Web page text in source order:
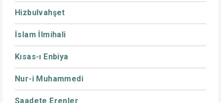
Hizbulvahşet
İslam İlmihali
Kısas-ı Enbiya
Nur-i Muhammedi
Saadete Erenler